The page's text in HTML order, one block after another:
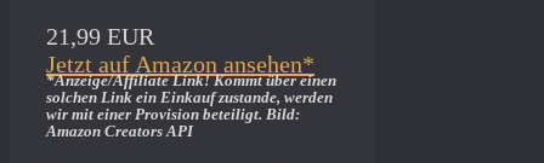
21,99 EUR
Jetzt auf Amazon ansehen*
*Anzeige/Affiliate Link! Kommt über einen
solchen Link ein Einkauf zustande, werden
wir mit­ einer Provision beteiligt. Bild:
Amazon Creators API